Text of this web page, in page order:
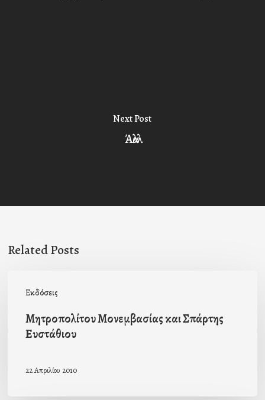
Next Post
Άλλα
Related Posts
Εκδόσεις
Μονεμβασίας
Σπάρτης
Μητροπολίτου Μονεμβασίας και Σπάρτης
Ευστάθιου
22 Απριλίου 2010